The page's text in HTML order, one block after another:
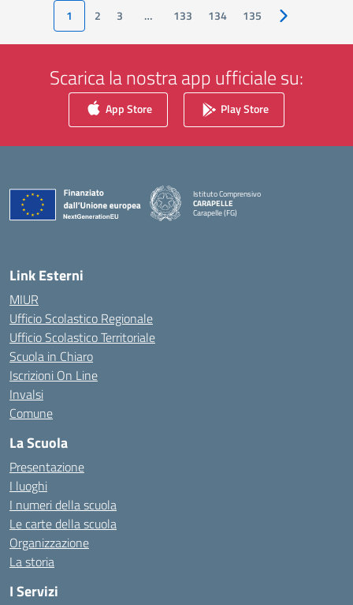
1 2 3 … 133 134 135 Pagina
Scarica la nostra app ufficiale su:
App Store Play Store
Istituto Comprensivo
CARAPELLE
Carapelle (FG)
— Visita la pagina iniziale della scuola
Link Esterni
MIUR
Ufficio Scolastico Regionale
Ufficio Scolastico Territoriale
Scuola in Chiaro
Iscrizioni On Line
Invalsi
Comune
La Scuola
Presentazione
I luoghi
I numeri della scuola
Le carte della scuola
Organizzazione
La storia
I Servizi